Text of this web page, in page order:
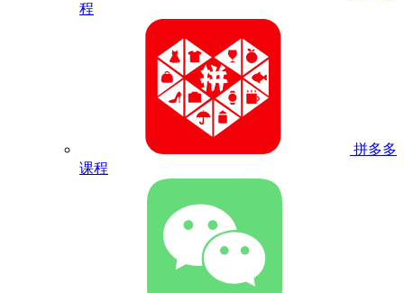
程
拼多多
课程